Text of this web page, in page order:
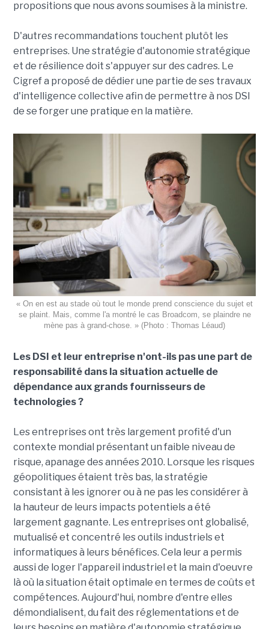
propositions que nous avons soumises à la ministre.
D'autres recommandations touchent plutôt les
entreprises. Une stratégie d'autonomie stratégique
et de résilience doit s'appuyer sur des cadres. Le
Cigref a proposé de dédier une partie de ses travaux
d'intelligence collective afin de permettre à nos DSI
de se forger une pratique en la matière.
« On en est au stade où tout le monde prend conscience du sujet et
se plaint. Mais, comme l'a montré le cas Broadcom, se plaindre ne
mène pas à grand-chose. » (Photo : Thomas Léaud)
Les DSI et leur entreprise n'ont-ils pas une part de
responsabilité dans la situation actuelle de
dépendance aux grands fournisseurs de
technologies ?
Les entreprises ont très largement profité d'un
contexte mondial présentant un faible niveau de
risque, apanage des années 2010. Lorsque les risques
géopolitiques étaient très bas, la stratégie
consistant à les ignorer ou à ne pas les considérer à
la hauteur de leurs impacts potentiels a été
largement gagnante. Les entreprises ont globalisé,
mutualisé et concentré les outils industriels et
informatiques à leurs bénéfices. Cela leur a permis
aussi de loger l'appareil industriel et la main d'oeuvre
là où la situation était optimale en termes de coûts et
compétences. Aujourd'hui, nombre d'entre elles
démondialisent, du fait des réglementations et de